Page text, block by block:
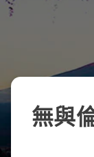
無與